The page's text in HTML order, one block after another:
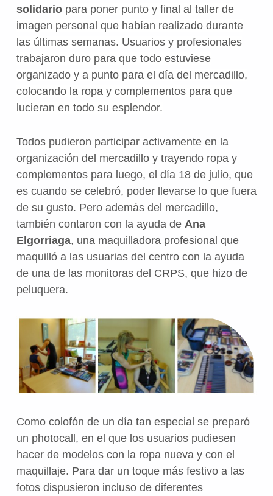
solidario para poner punto y final al taller de
imagen personal que habían realizado durante
las últimas semanas. Usuarios y profesionales
trabajaron duro para que todo estuviese
organizado y a punto para el día del mercadillo,
colocando la ropa y complementos para que
lucieran en todo su esplendor.
Todos pudieron participar activamente en la
organización del mercadillo y trayendo ropa y
complementos para luego, el día 18 de julio, que
es cuando se celebró, poder llevarse lo que fuera
de su gusto. Pero además del mercadillo,
también contaron con la ayuda de Ana
Elgorriaga, una maquilladora profesional que
maquilló a las usuarias del centro con la ayuda
de una de las monitoras del CRPS, que hizo de
peluquera.
Como colofón de un día tan especial se preparó
un photocall, en el que los usuarios pudiesen
hacer de modelos con la ropa nueva y con el
maquillaje. Para dar un toque más festivo a las
fotos dispusieron incluso de diferentes